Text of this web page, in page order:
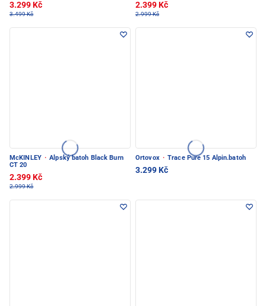
3.299 Kč
3.499 Kč
2.399 Kč
2.999 Kč
McKINLEY · Alpský batoh Black Burn
CT 20
2.399 Kč
2.999 Kč
Ortovox · Trace Pure 15 Alpin.batoh
3.299 Kč